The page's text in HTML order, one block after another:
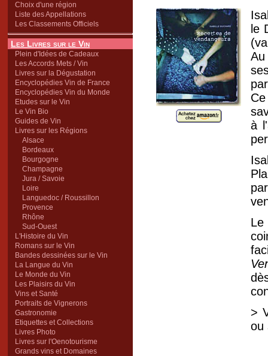
Choix d'une région
Liste des Appellations
Les Classements Officiels
Les Livres sur le Vin
Plein d'Idées de Cadeaux
Les Accords Mets / Vin
Livres sur la Dégustation
Encyclopédies Vin de France
Encyclopédies Vin du Monde
Etudes sur le Vin
Le Vin Bio
Guides de Vin
Livres sur les Régions
Alsace
Bordeaux
Bourgogne
Champagne
Jura / Savoie
Loire
Languedoc / Roussillon
Provence
Rhône
Sud-Ouest
L'Histoire du Vin
Romans sur le Vin
Bandes dessinées sur le Vin
La Langue du Vin
Le Monde du Vin
Les Plaisirs du Vin
Vins et Santé
Portraits de Vignerons
Gastronomie
Etiquettes et Collections
Livres Photo
Livres sur l'Oenotourisme
Grands vins et Domaines
le
à
>